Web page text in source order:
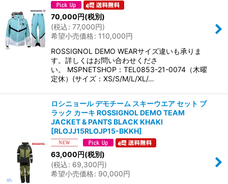
70,000円(税別)
(税込: 77,000円)
希望小売価格: 110,000円
ROSSIGNOL DEMO WEARサイズ違いも承りま
す。詳しくはお問い合わせくださ
い。 MSPNETSHOP：TEL0853-21-0074（木曜
定休）(サイズ：XS/S/M/L/XL/…
ロシニョール デモチーム スキーウエア セット ブ
ラック カーキ ROSSIGNOL DEMO TEAM
JACKET & PANTS BLACK KHAKI
[RLOJJ15RLOJP15-BKKH]
63,000円(税別)
(税込: 69,300円)
希望小売価格: 90,000円